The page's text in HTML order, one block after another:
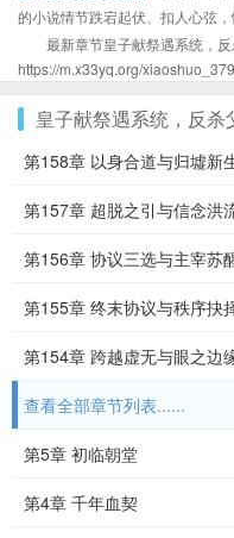
的小说情节跌宕起伏、扣人心弦，
最新章节皇子献祭遇系统，
https://m.x33yq.org/
皇子献祭遇系统，反杀
第158章 以身合道与归墟新
第157章 超脱之引与信念洪
第156章 协议三选与主宰苏
第155章 终末协议与秩序抉
第154章 跨越虚无与眼之边
查看全部章节列表......
第5章 初临朝堂
第4章 千年血契